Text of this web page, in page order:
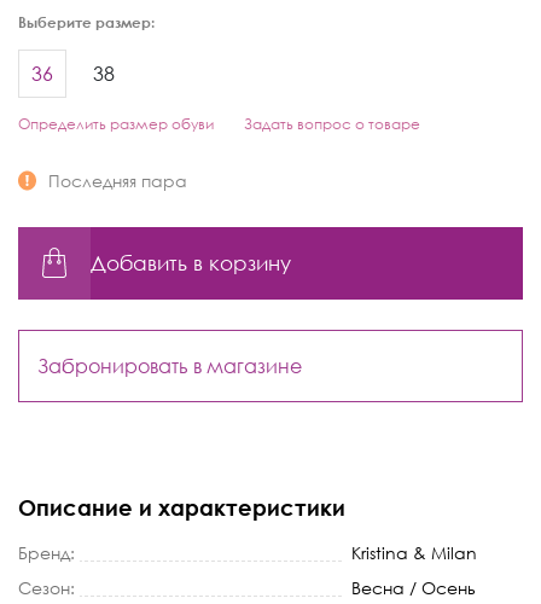
Выберите размер:
36 38
Определить размер обуви Задать вопрос о товаре
Последняя пара
Добавить в корзину
Забронировать в магазине
Описание и характеристики
Бренд:
Kristina & Milan
Сезон:
Весна / Осень